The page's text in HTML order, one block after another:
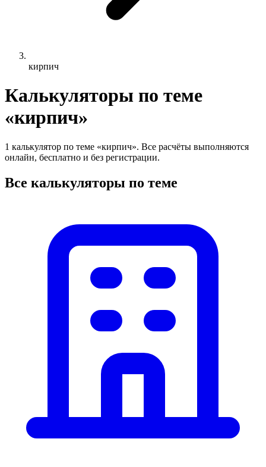
кирпич
Калькуляторы по теме
«кирпич»
1 калькулятор по теме «кирпич». Все расчёты выполняются
онлайн, бесплатно и без регистрации.
Все калькуляторы по теме